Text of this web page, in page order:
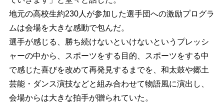
地元の高校生約230人が参加した選手団への激励プログラ
ムは会場を大きな感動で包んだ。
選手が感じる、勝ち続けないといけないというプレッシ
ャーの中から、スポーツをする目的、スポーツをする中
で感じた喜びを改めて再発見するまでを、和太鼓や郷土
芸能・ダンス演技などと組み合わせて物語風に演出し、
会場からは大きな拍手が贈られていた。